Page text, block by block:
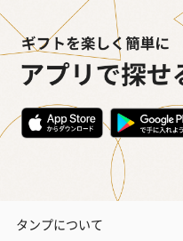
自然のお花で作ったドライ
梱します。
一部花材が写真と異なる場合
い。パッケージに入れてお届
タンプについて